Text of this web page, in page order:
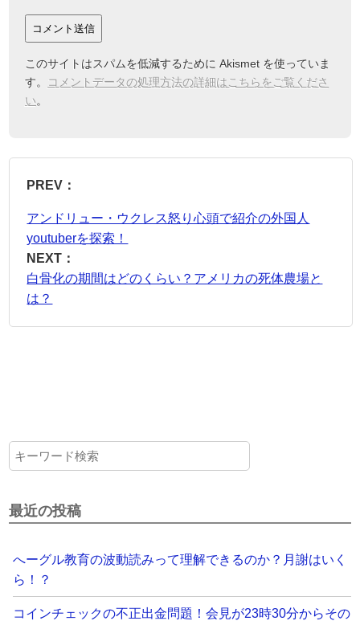
このサイトはスパムを低減するために Akismet を使っていま
す。
コメントデータの処理方法の詳細はこちらをご覧くださ
い。
PREV：
アンドリュー・ウクレス怒り心頭で紹介の外国人
youtuberを探索！
NEXT：
白骨化の期間はどのくらい？アメリカの死体農場と
は？
最近の投稿
へーグル教育の波動読みって理解できるのか？月謝はいく
ら！？
コインチェックの不正出金問題！会見が23時30分からその